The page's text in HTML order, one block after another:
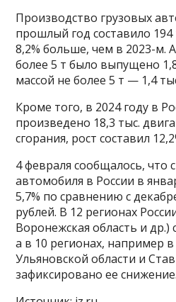
Производство грузовых
прошлый год составило
8,2% больше, чем в 2023-м.
более 5 т было выпущено
массой не более 5 т — 1,4
Кроме того, в 2024 году в
произведено 18,3 тыс.
сгорания, рост составил
4 февраля сообщалось, что
автомобиля в России в
5,7% по сравнению с
рублей. В 12 регионах
Воронежская область и др.)
а в 10 регионах, например
Ульяновской области и
зафиксировано ее снижение.